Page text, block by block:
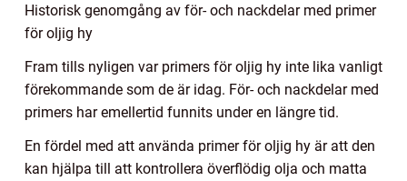
Historisk genomgång av för- och nackdelar med primer
för oljig hy
Fram tills nyligen var primers för oljig hy inte lika vanligt
förekommande som de är idag. För- och nackdelar med
primers har emellertid funnits under en längre tid.
En fördel med att använda primer för oljig hy är att den
kan hjälpa till att kontrollera överflödig olja och matta